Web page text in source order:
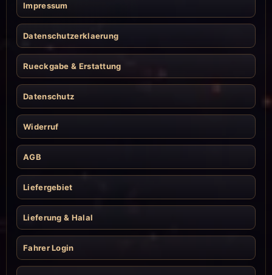
Impressum
Datenschutzerklaerung
Rueckgabe & Erstattung
Datenschutz
Widerruf
AGB
Liefergebiet
Lieferung & Halal
Fahrer Login